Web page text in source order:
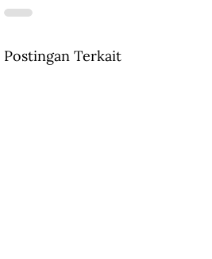
Postingan Terkait